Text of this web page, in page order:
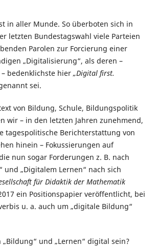
in aller Munde. So überboten sich in
letzten Bundestagswahl viele Parteien
Parolen zur Forcierung einer
„Digitalisierung“, als deren –
bedenklichste hier „Digital first.
sei.
von Bildung, Schule, Bildungspolitik
wir – in den letzten Jahren zunehmend,
tagespolitische Berichterstattung von
hinein – Fokussierungen auf
nun sogar Forderungen z. B. nach
und „Digitalem Lernen“ nach sich
für Didaktik der Mathematik
ein Positionspapier veröffentlicht, bei
u. a. auch um „digitale Bildung“
und „Lernen“ digital sein?